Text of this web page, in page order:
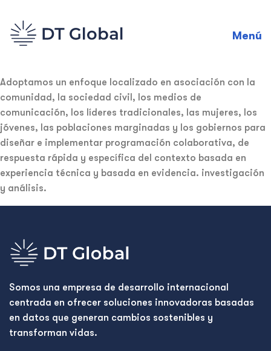
Menú
Adoptamos un enfoque localizado en asociación con la
comunidad, la sociedad civil, los medios de
comunicación, los líderes tradicionales, las mujeres, los
jóvenes, las poblaciones marginadas y los gobiernos para
diseñar e implementar programación colaborativa, de
respuesta rápida y específica del contexto basada en
experiencia técnica y basada en evidencia. investigación
y análisis.
Somos una empresa de desarrollo internacional
centrada en ofrecer soluciones innovadoras basadas
en datos que generan cambios sostenibles y
transforman vidas.